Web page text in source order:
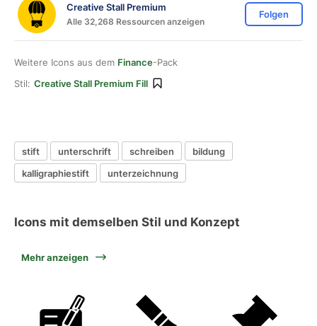
Creative Stall Premium
Alle 32,268 Ressourcen anzeigen
Folgen
Weitere Icons aus dem Finance-Pack
Stil: Creative Stall Premium Fill
stift unterschrift schreiben
bildung
kalligraphiestift
unterzeichnung
Icons mit demselben Stil und Konzept
Mehr anzeigen